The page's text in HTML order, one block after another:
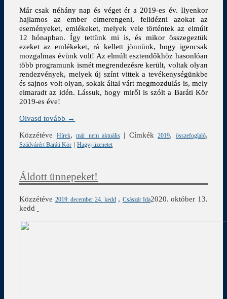
Már csak néhány nap és véget ér a 2019-es év. Ilyenkor
hajlamos az ember elmerengeni, felidézni azokat az
eseményeket, emlékeket, melyek vele történtek az elmúlt
12 hónapban. Így tettünk mi is, és mikor összegeztük
ezeket az emlékeket, rá kellett jönnünk, hogy igencsak
mozgalmas évünk volt! Az elmúlt esztendőkhöz hasonlóan
több programunk ismét megrendezésre került, voltak olyan
rendezvények, melyek új színt vittek a tevékenységünkbe
és sajnos volt olyan, sokak által várt megmozdulás is, mely
elmaradt az idén. Lássuk, hogy miről is szólt a Baráti Kör
2019-es éve!
Olvasd tovább →
Közzétéve
Hírek,már nem aktuális | Címkék 2019, összefoglaló,
Szádvárért Baráti Kör |Hagyj üzenetet
Áldott ünnepeket!
Közzétéve 2019. december 24. kedd , Császár Ida2020. október 13.
kedd